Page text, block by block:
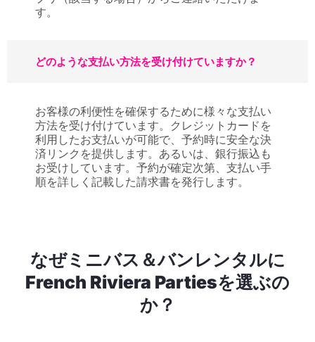
す。
どのような支払い方法を受け付けていますか？
お客様の利便性を確保するために様々な支払い
方法を受け付けています。クレジットカードを
利用したお支払いが可能で、予約時に安全な決
済リンクを提供します。あるいは、銀行振込も
お受けしています。予約が確定次第、支払い手
順を詳しく記載した請求書を発行します。
なぜミニバス＆バンレンタルに
French Riviera Partiesを選ぶの
か？